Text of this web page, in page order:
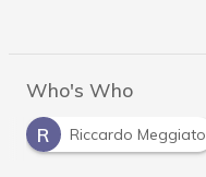
Who's Who
R
Riccardo Meggiato